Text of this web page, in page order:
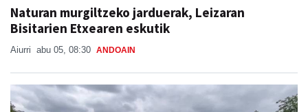
Naturan murgiltzeko jarduerak, Leizaran
Bisitarien Etxearen eskutik
Aiurri abu 05, 08:30 ANDOAIN